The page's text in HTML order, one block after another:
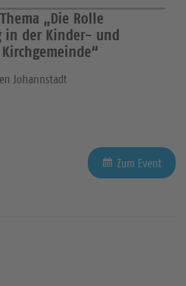
„Die Rolle
in der Kinder- und
Johannstadt
Zum Event